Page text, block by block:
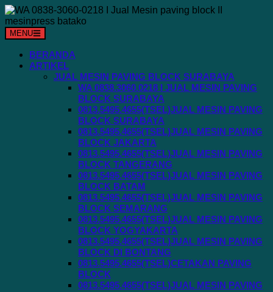
Langsung
ke
konten
MENU
BERANDA
ARTIKEL
JUAL MESIN PAVING BLOCK SURABAYA
WA 0838.3060.0218 I JUAL MESIN PAVING
BLOCK SURABAYA
0813.5495.4655(TSEL)JUAL MESIN PAVING
BLOCK SURABAYA
0813.5495.4655(TSEL)JUAL MESIN PAVING
BLOCK JAKARTA
0813.5495.4655(TSEL)JUAL MESIN PAVING
BLOCK TANGERANG
0813.5495.4655(TSEL)JUAL MESIN PAVING
BLOCK BATAM
0813.5495.4655(TSEL)JUAL MESIN PAVING
BLOCK SEMARANG
0813.5495.4655(TSEL)JUAL MESIN PAVING
BLOCK YOGYAKARTA
0813.5495.4655(TSEL)JUAL MESIN PAVING
BLOCK DI BONTANG
0813.5495.4655(TSEL)CETAKAN PAVING
BLOCK
0813.5495.4655(TSEL)JUAL MESIN PAVING